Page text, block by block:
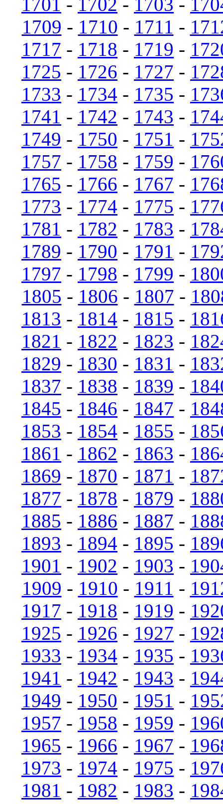
1709 - 1710 - 1711 -
1717 - 1718 - 1719 -
1725 - 1726 - 1727 -
1733 - 1734 - 1735 -
1741 - 1742 - 1743 -
1749 - 1750 - 1751 -
1757 - 1758 - 1759 -
1765 - 1766 - 1767 -
1773 - 1774 - 1775 -
1781 - 1782 - 1783 -
1789 - 1790 - 1791 -
1797 - 1798 - 1799 -
1805 - 1806 - 1807 -
1813 - 1814 - 1815 -
1821 - 1822 - 1823 -
1829 - 1830 - 1831 -
1837 - 1838 - 1839 -
1845 - 1846 - 1847 -
1853 - 1854 - 1855 -
1861 - 1862 - 1863 -
1869 - 1870 - 1871 -
1877 - 1878 - 1879 -
1885 - 1886 - 1887 -
1893 - 1894 - 1895 -
1901 - 1902 - 1903 -
1909 - 1910 - 1911 -
1917 - 1918 - 1919 -
1925 - 1926 - 1927 -
1933 - 1934 - 1935 -
1941 - 1942 - 1943 -
1949 - 1950 - 1951 -
1957 - 1958 - 1959 -
1965 - 1966 - 1967 -
1973 - 1974 - 1975 -
1981 - 1982 - 1983 -